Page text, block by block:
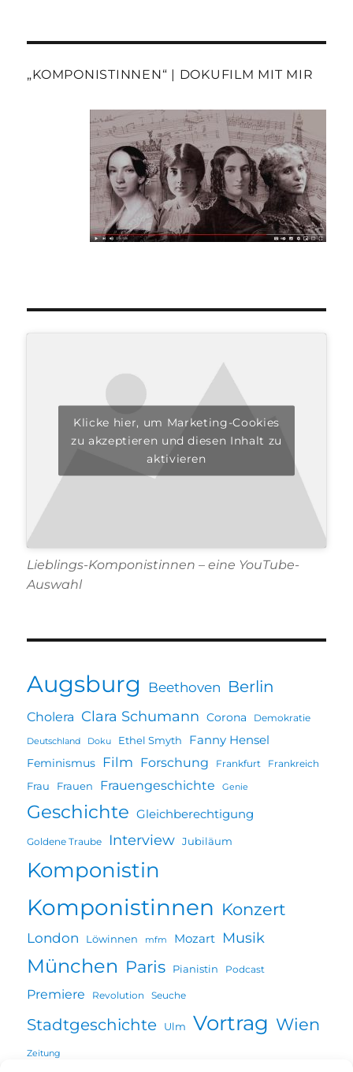
„KOMPONISTINNEN“ | DOKUFILM MIT MIR
Klicke hier, um Marketing-Cookies
zu akzeptieren und diesen Inhalt zu
aktivieren
Lieblings-Komponistinnen – eine YouTube-
Auswahl
Augsburg Beethoven Berlin
Cholera Clara Schumann Corona Demokratie
Deutschland Doku Ethel Smyth Fanny Hensel
Feminismus Film Forschung Frankfurt Frankreich
Frau Frauen Frauengeschichte Genie
Geschichte Gleichberechtigung
Goldene Traube Interview Jubiläum
Komponistin
Komponistinnen Konzert
London Löwinnen mfm Mozart Musik
München Paris Pianistin Podcast
Premiere Revolution Seuche
Stadtgeschichte Ulm Vortrag Wien
Zeitung